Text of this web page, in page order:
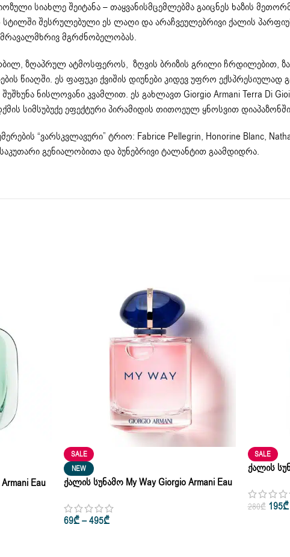
სიახლე შეიტანა – თაყვანისმცემლებმა გაიცნეს ხაზის
შესრულებული ეს ლაღი და არაჩვეულებრივი ქალის
მგრძნობელობას.
ზღაპრულ ატმოსფეროს, ზღვის ბრიზის გრილი ჩრდილებით,
ეს ფაფუკი ქვიშის დიუნები კიდევ უფრო ექსპრესიულად
ნისლოვანი კვამლით. ეს გახლავთ Giorgio Armani Terra Di
სიმსუბუქე ეფექტური პირამიდის თითოეულ ყნოსვით
“ვარსკვლავური” ტრიო: Fabrice Pellegrin, Honorine Blanc,
გენიალობითა და ბუნებრივი ტალანტით გაამდიდრა.
Eau
SALE
NEW
Ქალის Სუნამო My Way Giorgio Armani Eau
69₾–495₾
SALE
Ქალის
280₾ 195₾